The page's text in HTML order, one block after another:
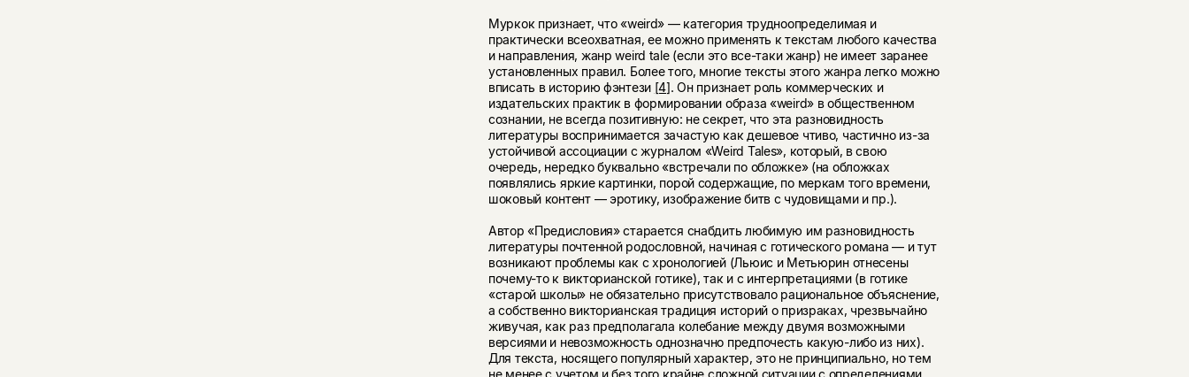
Муркок признает, что «weird» — категория трудноопределимая и
практически всеохватная, ее можно применять к текстам любого качества
и направления, жанр weird tale (если это все-таки жанр) не имеет заранее
установленных правил. Более того, многие тексты этого жанра легко можно
вписать в историю фэнтези [4]. Он признает роль коммерческих и
издательских практик в формировании образа «weird» в общественном
сознании, не всегда позитивную: не секрет, что эта разновидность
литературы воспринимается зачастую как дешевое чтиво, частично из-за
устойчивой ассоциации с журналом «Weird Tales», который, в свою
очередь, нередко буквально «встречали по обложке» (на обложках
появлялись яркие картинки, порой содержащие, по меркам того времени,
шоковый контент — эротику, изображение битв с чудовищами и пр.).
Автор «Предисловия» старается снабдить любимую им разновидность
литературы почтенной родословной, начиная с готического романа — и тут
возникают проблемы как с хронологией (Льюис и Метьюрин отнесены
почему-то к викторианской готике), так и с интерпретациями (в готике
«старой школы» не обязательно присутствовало рациональное объяснение,
а собственно викторианская традиция историй о призраках, чрезвычайно
живучая, как раз предполагала колебание между двумя возможными
версиями и невозможность однозначно предпочесть какую-либо из них).
Для текста, носящего популярный характер, это не принципиально, но тем
не менее с учетом и без того крайне сложной ситуации с определениями